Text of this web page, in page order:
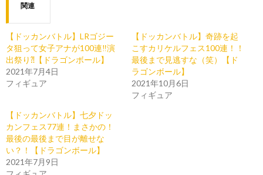
関連
【ドッカンバトル】LRゴジー
タ狙って女子アナが100連‼︎演
出祭り⁈【ドラゴンボール】
2021年7月4日
フィギュア
【ドッカンバトル】奇跡を起
こすカリケルフェス100連！！
最後まで見逃すな（笑）【ド
ラゴンボール】
2021年10月6日
フィギュア
【ドッカンバトル】七夕ドッ
カンフェス77連！まさかの！
最後の最後まで目が離せな
い？！【ドラゴンボール】
2021年7月9日